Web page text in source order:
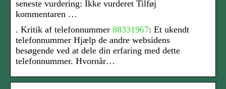
seneste vurdering: Ikke vurderet Tilføj
kommentaren …
. Kritik af telefonnummer 88331967: Et ukendt
telefonnummer Hjælp de andre websidens
besøgende ved at dele din erfaring med dette
telefonnummer. Hvornår…